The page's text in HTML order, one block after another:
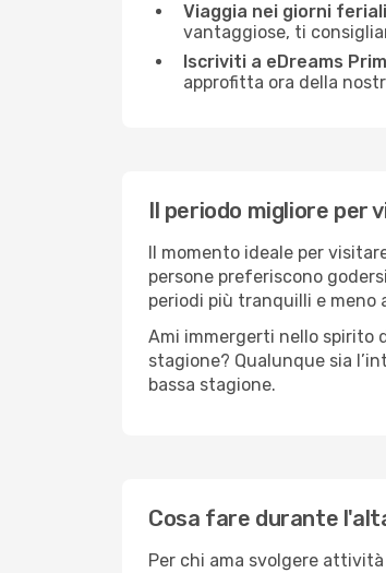
Viaggia nei giorni
vantaggiose, ti
Iscriviti a eDreams
approfitta ora della
Il periodo migliore per
Il momento ideale per
persone preferiscono
periodi più tranquilli e meno
Ami immergerti nello spirito
stagione? Qualunque sia
bassa stagione.
Cosa fare durante
Per chi ama svolgere